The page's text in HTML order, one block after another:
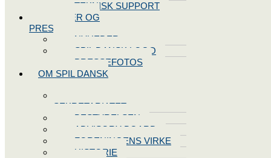
TEKNISK SUPPORT
NYHEDER OG
PRESSE
NYHEDER
SPIL DANSK LOGO
PRESSEFOTOS
OM SPIL DANSK
SEKRETARIATET
BESTYRELSEN
ADVISORY BOARD
FORENINGENS VIRKE
HISTORIE